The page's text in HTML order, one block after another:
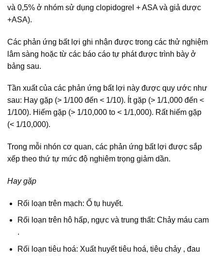
và 0,5% ở nhóm sử dụng clopidogrel + ASA và giả dược
+ASA).
Các phản ứng bất lợi ghi nhận được trong các thử nghiệm
lâm sàng hoặc từ các báo cáo tự phát được trình bày ở
bảng sau.
Tần xuất của các phản ứng bất lợi này được quy ước như
sau: Hay gặp (> 1/100 đến < 1/10). Ít gặp (> 1/1,000 đến <
1/100). Hiếm gặp (> 1/10,000 to < 1/1,000). Rất hiếm gặp
(< 1/10,000).
Trong mỗi nhón cơ quan, các phản ứng bất lợi được sắp
xếp theo thứ tự mức độ nghiêm trọng giảm dần.
Hay gặp
Rối loạn trên mạch: Ổ tụ huyết.
Rối loạn trên hô hấp, ngực và trung thất: Chảy máu cam
.
Rối loạn tiêu hoá: Xuất huyết tiêu hoá, tiêu chảy , đau